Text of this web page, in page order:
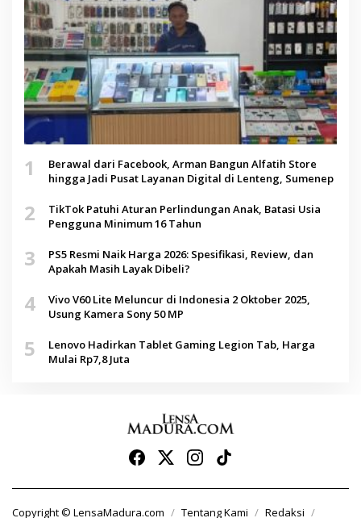
1
Berawal dari Facebook, Arman Bangun Alfatih Store
hingga Jadi Pusat Layanan Digital di Lenteng, Sumenep
2
TikTok Patuhi Aturan Perlindungan Anak, Batasi Usia
Pengguna Minimum 16 Tahun
3
PS5 Resmi Naik Harga 2026: Spesifikasi, Review, dan
Apakah Masih Layak Dibeli?
4
Vivo V60 Lite Meluncur di Indonesia 2 Oktober 2025,
Usung Kamera Sony 50 MP
5
Lenovo Hadirkan Tablet Gaming Legion Tab, Harga
Mulai Rp7,8 Juta
Copyright © LensaMadura.com Tentang Kami Redaksi